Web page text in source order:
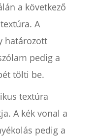
a következő
A
határozott
pedig a
tölti be.
textúra
A kék vonal a
pedig a